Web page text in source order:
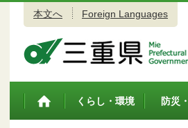
本文へ Foreign Languages
トップペ
くらし・環境 防災